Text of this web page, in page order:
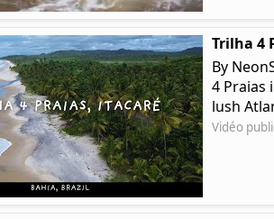
Trilha 4
By
4 Praias
lush
Vidéo